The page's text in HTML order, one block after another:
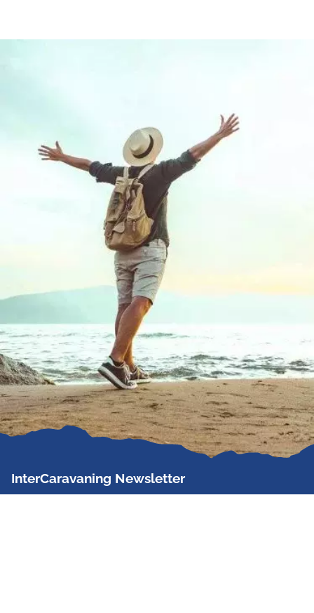
InterCaravaning Newsletter